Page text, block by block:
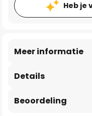
Heb je
Details
Meer informatie
Beoordeling